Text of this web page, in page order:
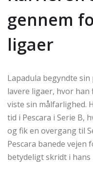
gennem
ligaer
Lapadula begyndte
lavere ligaer, hvor
viste sin målfarlighed.
tid i Pescara i Serie B,
og fik en overgang til
Pescara banede vejen
betydeligt skridt i hans